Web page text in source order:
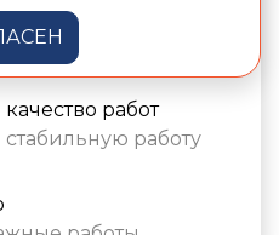
и прокладки
работ
работу